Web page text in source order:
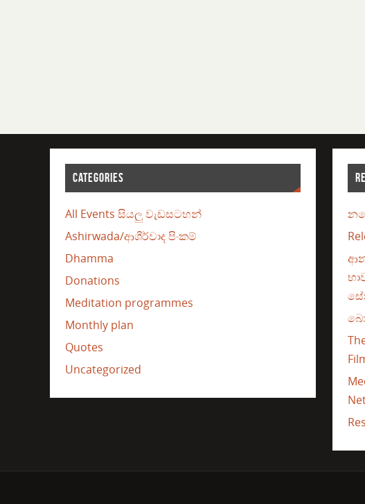
CATEGORIES
All Events සියලු වැඩසටහන්
Ashirwada/ආශීර්වාද පිංකම්
Dhamma
Donations
Meditation programmes
Monthly plan
Quotes
Uncategorized